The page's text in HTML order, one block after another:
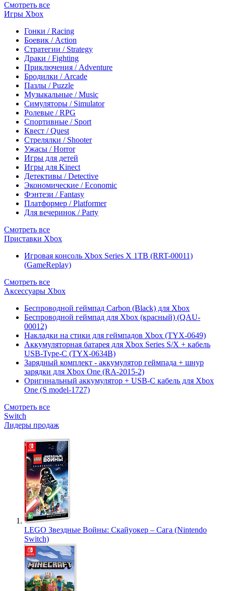
Смотреть все
Игры Xbox
Гонки / Racing
Боевик / Action
Стратегии / Strategy
Драки / Fighting
Приключения / Adventure
Бродилки / Arcade
Пазлы / Puzzle
Музыкальные / Music
Симуляторы / Simulator
Ролевые / RPG
Спортивные / Sport
Квест / Quest
Стрелялки / Shooter
Ужасы / Horror
Игры для детей
Игры для Kinect
Детективы / Detective
Экономические / Economic
Фэнтези / Fantasy
Платформер / Platformer
Для вечеринок / Party
Смотреть все
Приставки Xbox
Игровая консоль Xbox Series X 1TB (RRT-00011)
(GameReplay)
Смотреть все
Аксессуары Xbox
Беспроводной геймпад Carbon (Black) для Xbox
Беспроводной геймпад для Xbox (красный) (QAU-
00012)
Накладки на стики для геймпадов Xbox (TYX-0649)
Аккумуляторная батарея для Xbox Series S/X + кабель
USB-Type-C (TYX-0634B)
Зарядный комплект - аккумулятор геймпада + шнур
зарядки для Xbox One (RA-2015-2)
Оригинальный аккумулятор + USB-C кабель для Xbox
One (S model-1727)
Смотреть все
Switch
Лидеры продаж
LEGO Звездные Войны: Скайуокер – Сага (Nintendo
Switch)